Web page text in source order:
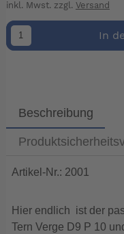
inkl. Mwst. zzgl. Versand
In
Beschreibung
Artikel-Nr.: 2001
Hier endlich ist der
Tern Verge D9 P 10